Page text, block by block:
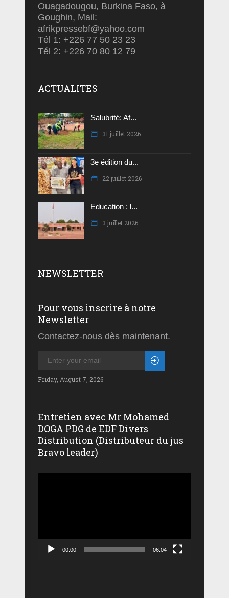
Ouagadougou, Burkina Faso, à
Goughin, Mail:
afrikpressebf@yahoo.com
Tél 1: +226 77 50 23 23
Tél 2: +226 70 80 12 79
ACTUALITES
Salubrité: Af...
31 juillet 2026
3e édition du...
22 juillet 2026
Education : l...
3 juillet 2026
NEWSLETTER
Pour vous inscrire à notre
Newsletter
Contactez-nous dès maintenant.
Friday, August 7, 2026
Entretien avec Mr Mohamed
DOGA PDG de EDF Divers
Distribution (Distributeur du jus
Bravo leader)
00:00 06:04